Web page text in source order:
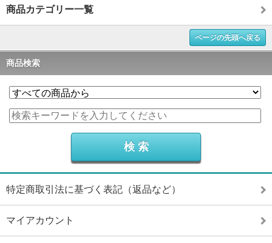
商品カテゴリー一覧
ページの先頭へ戻る
商品検索
特定商取引法に基づく表記（返品など）
マイアカウント